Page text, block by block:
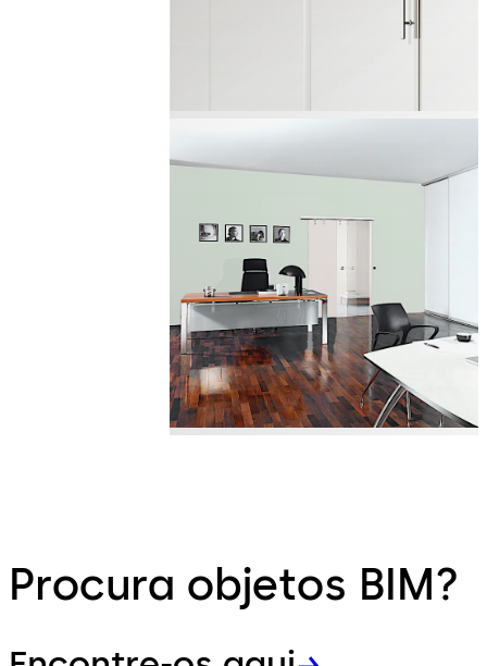
Procura objetos BIM?